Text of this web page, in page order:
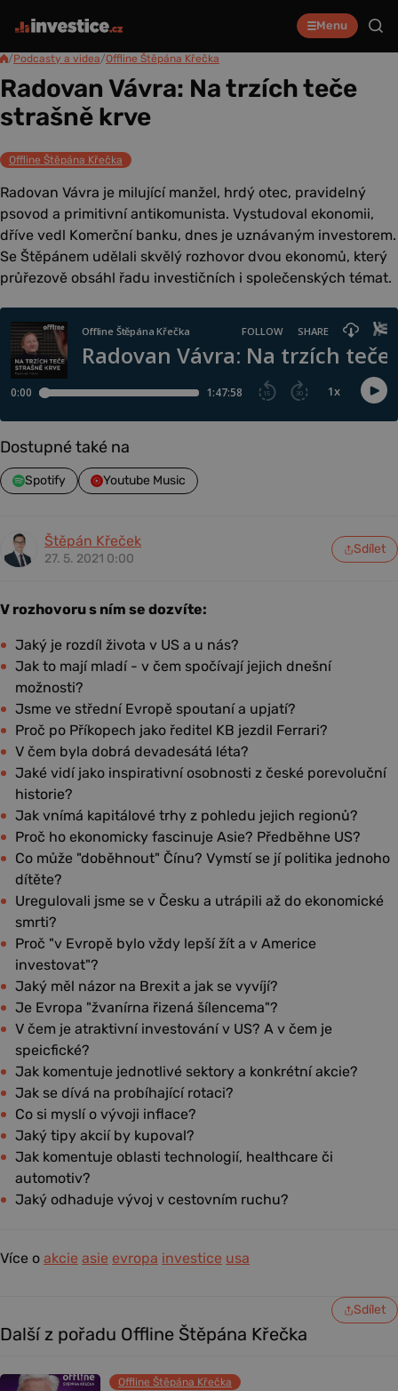
Menu
/Podcasty a videa/Offline Štěpána Křečka
Radovan Vávra: Na trzích teče
strašně krve
Offline Štěpána Křečka
Radovan Vávra je milující manžel, hrdý otec, pravidelný
psovod a primitivní antikomunista. Vystudoval ekonomii,
dříve vedl Komerční banku, dnes je uznávaným investorem.
Se Štěpánem udělali skvělý rozhovor dvou ekonomů, který
průřezově obsáhl řadu investičních i společenských témat.
Dostupné také na
Spotify Youtube Music
Štěpán Křeček
27. 5. 2021 0:00
Sdílet
V rozhovoru s ním se dozvíte:
Jaký je rozdíl života v US a u nás?
Jak to mají mladí - v čem spočívají jejich dnešní
možnosti?
Jsme ve střední Evropě spoutaní a upjatí?
Proč po Příkopech jako ředitel KB jezdil Ferrari?
V čem byla dobrá devadesátá léta?
Jaké vidí jako inspirativní osobnosti z české porevoluční
historie?
Jak vnímá kapitálové trhy z pohledu jejich regionů?
Proč ho ekonomicky fascinuje Asie? Předběhne US?
Co může "doběhnout" Čínu? Vymstí se jí politika jednoho
dítěte?
Uregulovali jsme se v Česku a utrápili až do ekonomické
smrti?
Proč "v Evropě bylo vždy lepší žít a v Americe
investovat"?
Jaký měl názor na Brexit a jak se vyvíjí?
Je Evropa "žvanírna řizená šílencema"?
V čem je atraktivní investování v US? A v čem je
speicfické?
Jak komentuje jednotlivé sektory a konkrétní akcie?
Jak se dívá na probíhající rotaci?
Co si myslí o vývoji inflace?
Jaký tipy akcií by kupoval?
Jak komentuje oblasti technologií, healthcare či
automotiv?
Jaký odhaduje vývoj v cestovním ruchu?
Více o akcie asie evropa investice usa
Sdílet
Další z pořadu Offline Štěpána Křečka
Offline Štěpána Křečka